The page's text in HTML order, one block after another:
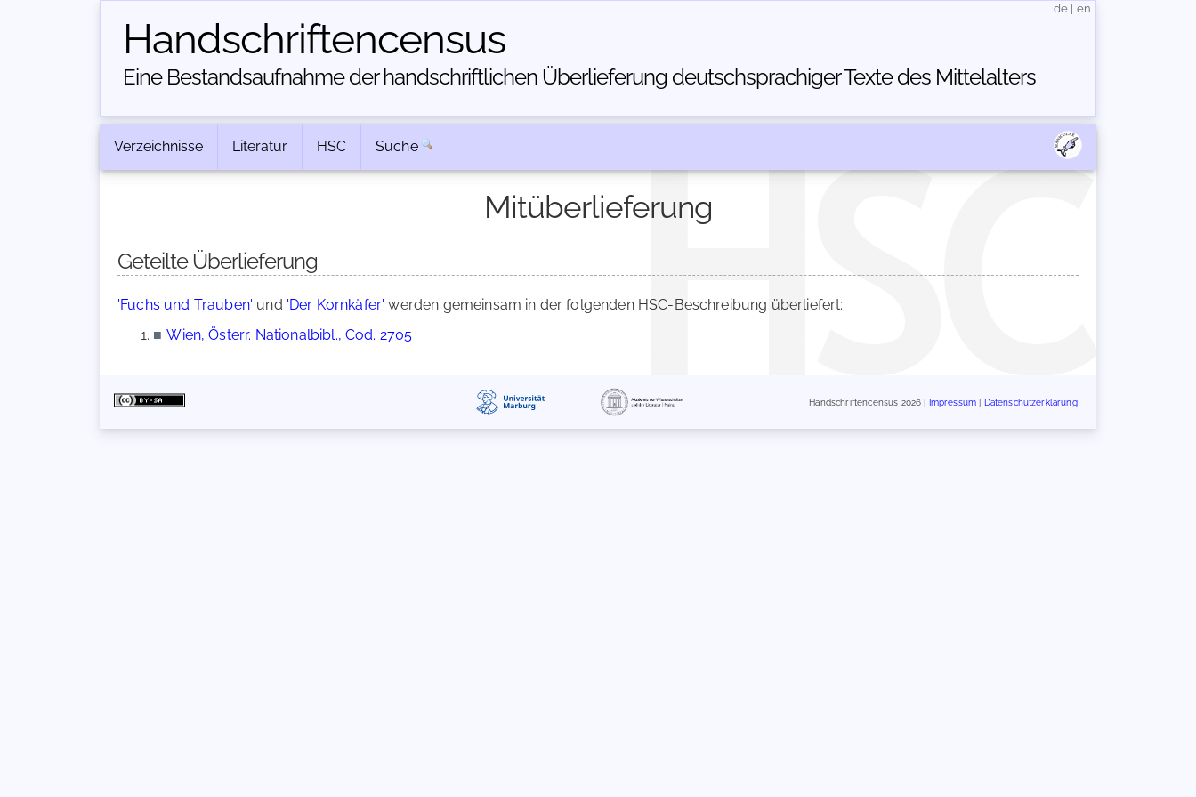
Handschriften­census
Eine Bestandsaufnahme der handschriftlichen Über­lieferung deutschsprachiger Texte des Mittelalters
de en
Verzeichnisse Literatur HSC Suche
Mitüberlieferung
Geteilte Überlieferung
'Fuchs und Trauben' und 'Der Kornkäfer' werden gemeinsam in der folgenden HSC-Beschreibung überliefert:
■ Wien, Österr. Nationalbibl., Cod. 2705
Handschriftencensus 2026 | Impressum Datenschutzerklärung